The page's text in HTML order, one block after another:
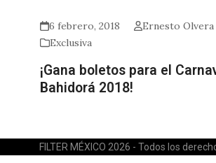
6 febrero, 2018
Ernesto Olvera
Exclusiva
¡Gana boletos para el
Bahidorá 2018!
FILTER MÉXICO 2026 - Todos los